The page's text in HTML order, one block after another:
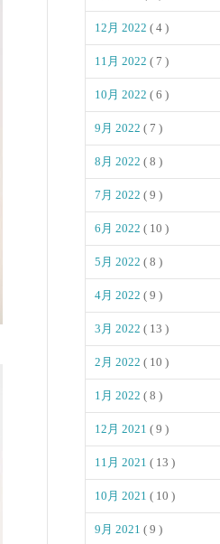
12月 2022 ( 4 )
11月 2022 ( 7 )
10月 2022 ( 6 )
9月 2022 ( 7 )
8月 2022 ( 8 )
7月 2022 ( 9 )
6月 2022 ( 10 )
5月 2022 ( 8 )
4月 2022 ( 9 )
3月 2022 ( 13 )
2月 2022 ( 10 )
1月 2022 ( 8 )
12月 2021 ( 9 )
11月 2021 ( 13 )
10月 2021 ( 10 )
9月 2021 ( 9 )